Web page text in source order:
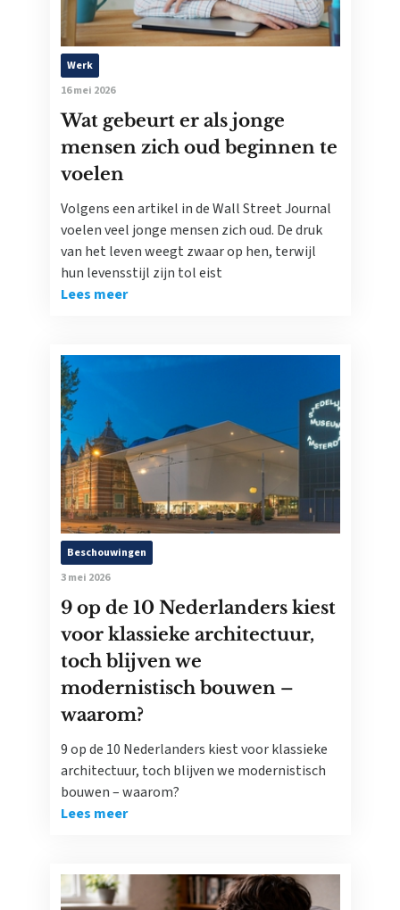
Werk
16 mei 2026
Wat gebeurt er als jonge
mensen zich oud beginnen te
voelen
Volgens een artikel in de Wall Street Journal
voelen veel jonge mensen zich oud. De druk
van het leven weegt zwaar op hen, terwijl
hun levensstijl zijn tol eist
Lees meer
Beschouwingen
3 mei 2026
9 op de 10 Nederlanders kiest
voor klassieke architectuur,
toch blijven we
modernistisch bouwen –
waarom?
9 op de 10 Nederlanders kiest voor klassieke
architectuur, toch blijven we modernistisch
bouwen – waarom?
Lees meer